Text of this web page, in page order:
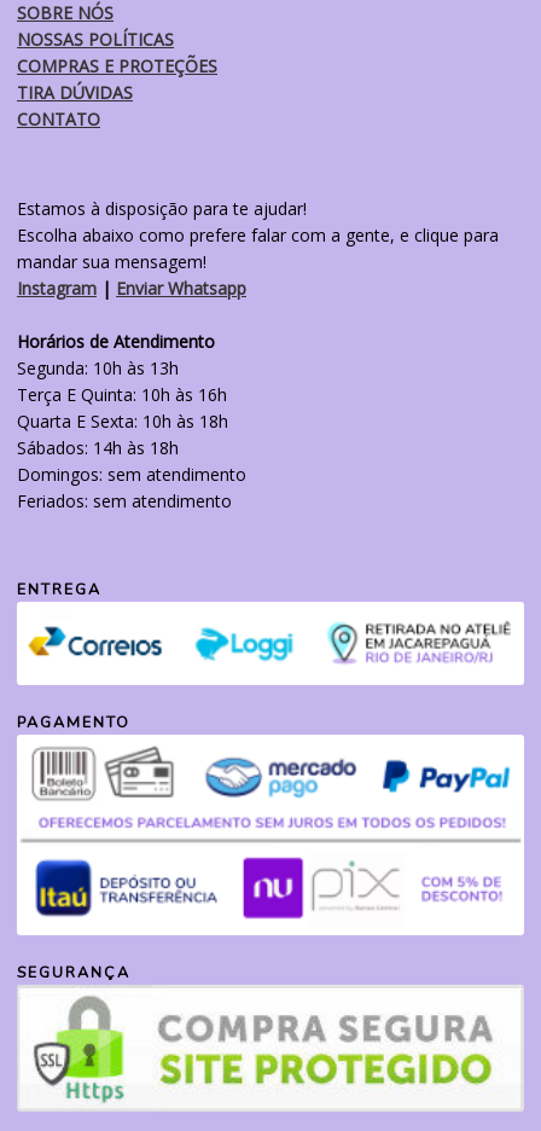
SOBRE NÓS
NOSSAS POLÍTICAS
COMPRAS E PROTEÇÕES
TIRA DÚVIDAS
CONTATO
Estamos à disposição para te ajudar!
Escolha abaixo como prefere falar com a gente, e clique para
mandar sua mensagem!
Instagram | Enviar Whatsapp
Horários de Atendimento
Segunda: 10h às 13h
Terça E Quinta: 10h às 16h
Quarta E Sexta: 10h às 18h
Sábados: 14h às 18h
Domingos: sem atendimento
Feriados: sem atendimento
ENTREGA
PAGAMENTO
SEGURANÇA